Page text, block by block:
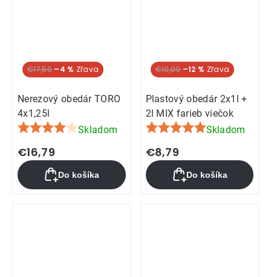
€17,59 –4 %
Nerezový obedár TORO
4x1,25l
Priemerné
hodnotenie
produktu
je
4,4
Skladom
€16,79
Do košíka
€10,09 –12 %
Plastový obedár 2x1l +
2l MIX farieb viečok
Priemerné
hodnotenie
produktu
je
5,0
Skladom
€8,79
Do košíka